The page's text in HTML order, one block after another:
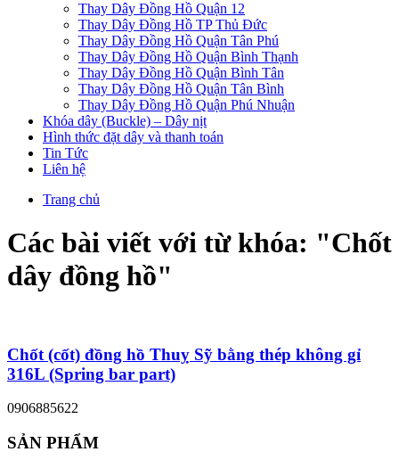
Thay Dây Đồng Hồ Quận 12
Thay Dây Đồng Hồ TP Thủ Đức
Thay Dây Đồng Hồ Quận Tân Phú
Thay Dây Đồng Hồ Quận Bình Thạnh
Thay Dây Đồng Hồ Quận Bình Tân
Thay Dây Đồng Hồ Quận Tân Bình
Thay Dây Đồng Hồ Quận Phú Nhuận
Khóa dây (Buckle) – Dây nịt
Hình thức đặt dây và thanh toán
Tin Tức
Liên hệ
Trang chủ
Các bài viết với từ khóa: "Chốt
dây đồng hồ"
Chốt (cốt) đồng hồ Thuỵ Sỹ bằng thép không gỉ
316L (Spring bar part)
0906885622
SẢN PHẨM